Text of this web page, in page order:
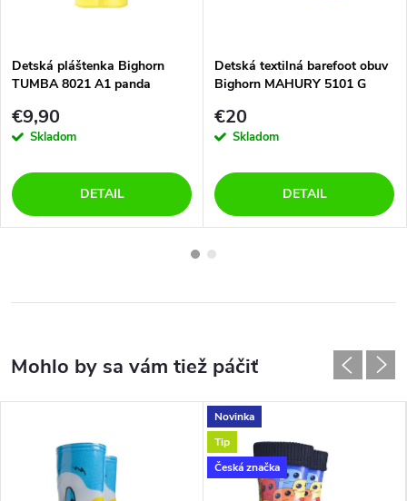
Detská pláštenka Bighorn
TUMBA 8021 A1 panda
€9,90
Skladom
DETAIL
Detská textilná barefoot obuv
Bighorn MAHURY 5101 G
€20
Skladom
DETAIL
Novinka
Tip
Česká značka